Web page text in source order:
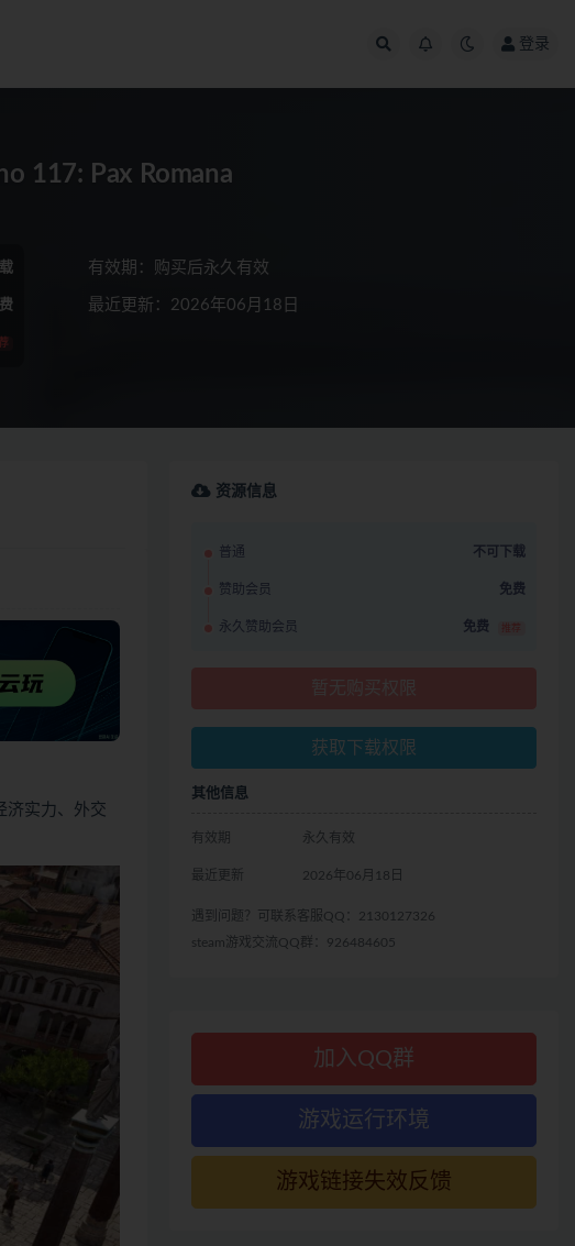
登录
117: Pax Romana
有效期：购买后永久有效
最近更新：2026年06月18日
济实力、外交
资源信息
普通 不可下载
赞助会员 免费
永久赞助会员 免费 推荐
获取下载权限
其他信息
有效期 永久有效
最近更新 2026年06月18日
遇到问题？可联系客服QQ：2130127326
steam游戏交流QQ群：926484605
加入QQ群
游戏运行环境
游戏链接失效反馈